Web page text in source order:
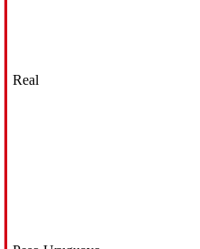
Real